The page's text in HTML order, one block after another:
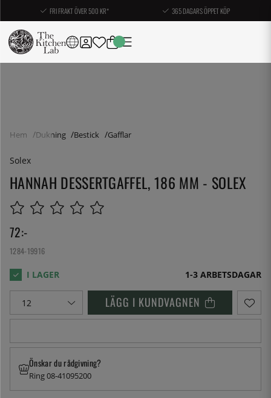
FRI FRAKT ÖVER 500 KR* 365 DAGARS ÖPPET KÖP
Hem Dukning Bestick Gafflar
Solex
HANNAH DESSERTGAFFEL, 186 MM - SOLEX
72:-
1284-19916
1-3 ARBETSDAGAR
LÄGG I KUNDVAGNEN
Önskar du rådgivning?
Ring 08-41095200